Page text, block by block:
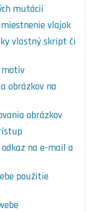
mutácií
vlajok
vlastný skript či
obrázkov na
obrázkov
na e-mail a
použitie